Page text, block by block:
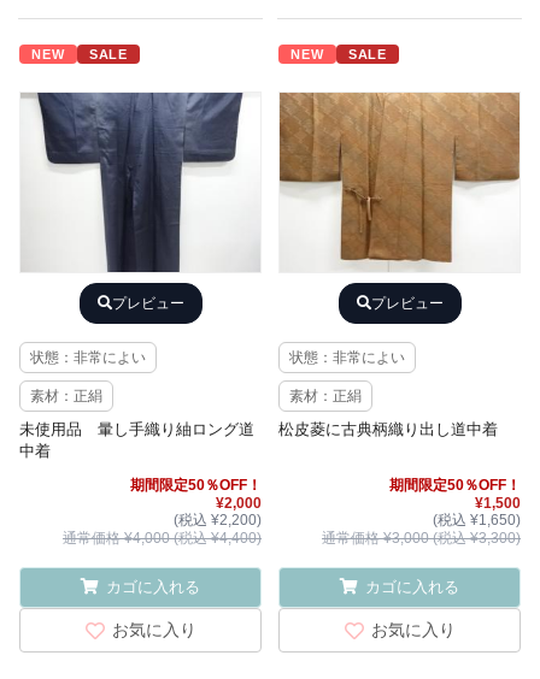
NEW SALE
プレビュー
状態：非常によい
素材：正絹
未使用品 暈し手織り紬ロング道
中着
期間限定50％OFF！
¥2,000
(税込 ¥2,200)
通常価格 ¥4,000 (税込 ¥4,400)
カゴに入れる
お気に入り
NEW SALE
プレビュー
状態：非常によい
素材：正絹
松皮菱に古典柄織り出し道中着
期間限定50％OFF！
¥1,500
(税込 ¥1,650)
通常価格 ¥3,000 (税込 ¥3,300)
カゴに入れる
お気に入り